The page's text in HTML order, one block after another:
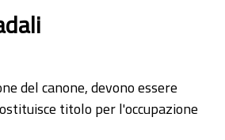
del canone, devono essere
titolo per l'occupazione